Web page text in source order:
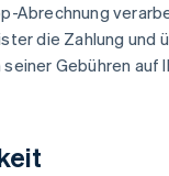
Abrechnung
die Zahlung und
Gebühren auf